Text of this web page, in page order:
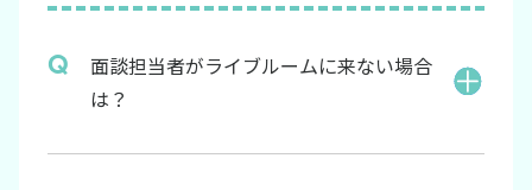
面談担当者がライブルームに来ない場合
は？